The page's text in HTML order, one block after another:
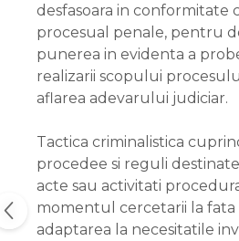
desfasoara in conformitate
procesual penale, pentru
punerea in evidenta a
realizarii scopului
aflarea adevarului judiciar.
Tactica criminalistica
procedee si reguli
acte sau activitati
momentul cercetarii la
adaptarea la necesitatile